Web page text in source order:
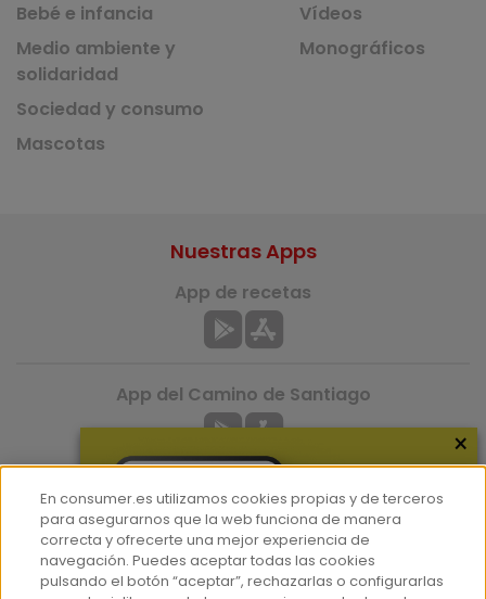
Bebé e infancia
Medio ambiente y
solidaridad
Sociedad y consumo
Mascotas
Vídeos
Monográficos
Más información
Nuestras Apps
App de recetas
App del Camino de Santiago
×
En consumer.es utilizamos cookies propias y de terceros
para asegurarnos que la web funciona de manera
correcta y ofrecerte una mejor experiencia de
navegación. Puedes aceptar todas las cookies
pulsando el botón “aceptar”, rechazarlas o configurarlas